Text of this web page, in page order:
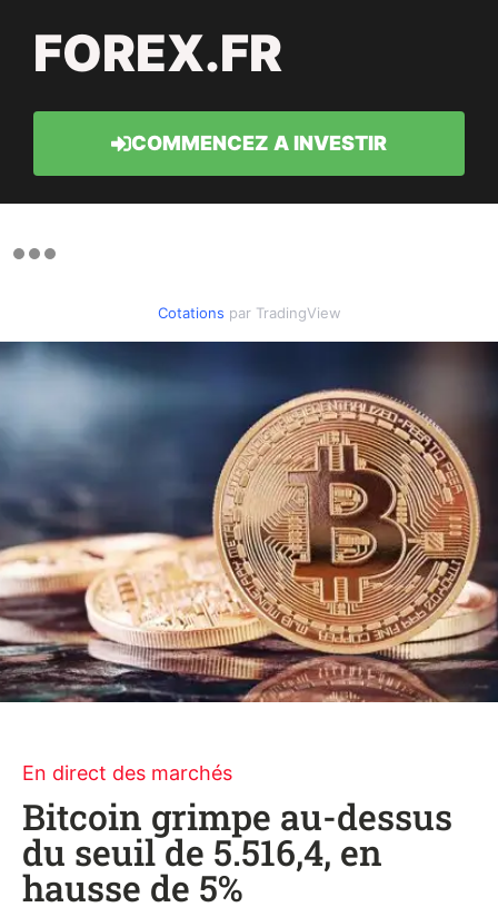
FOREX.FR
COMMENCEZ A INVESTIR
Cotations par TradingView
En direct des marchés
Bitcoin grimpe au-dessus
du seuil de 5.516,4, en
hausse de 5%